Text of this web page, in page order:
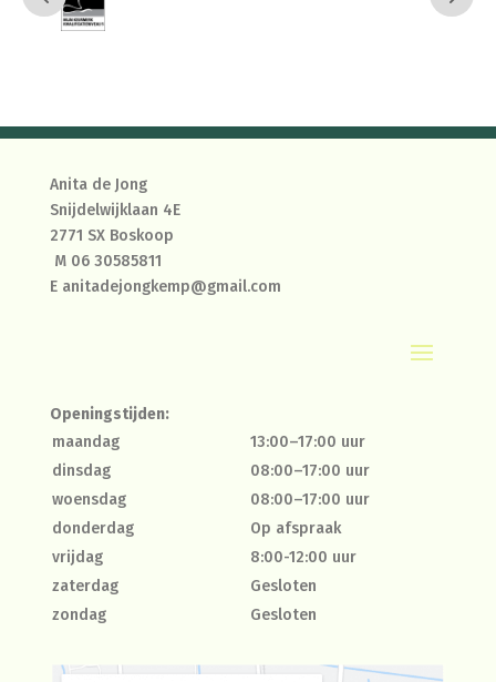
Anita de Jong
Snijdelwijklaan 4E
2771 SX Boskoop
M 06 30585811
E anitadejongkemp@gmail.com
Openingstijden:
maandag
13:00–17:00 uur
dinsdag
08:00–17:00 uur
woensdag
08:00–17:00 uur
donderdag
Op afspraak
vrijdag
8:00-12:00 uur
zaterdag
Gesloten
zondag
Gesloten